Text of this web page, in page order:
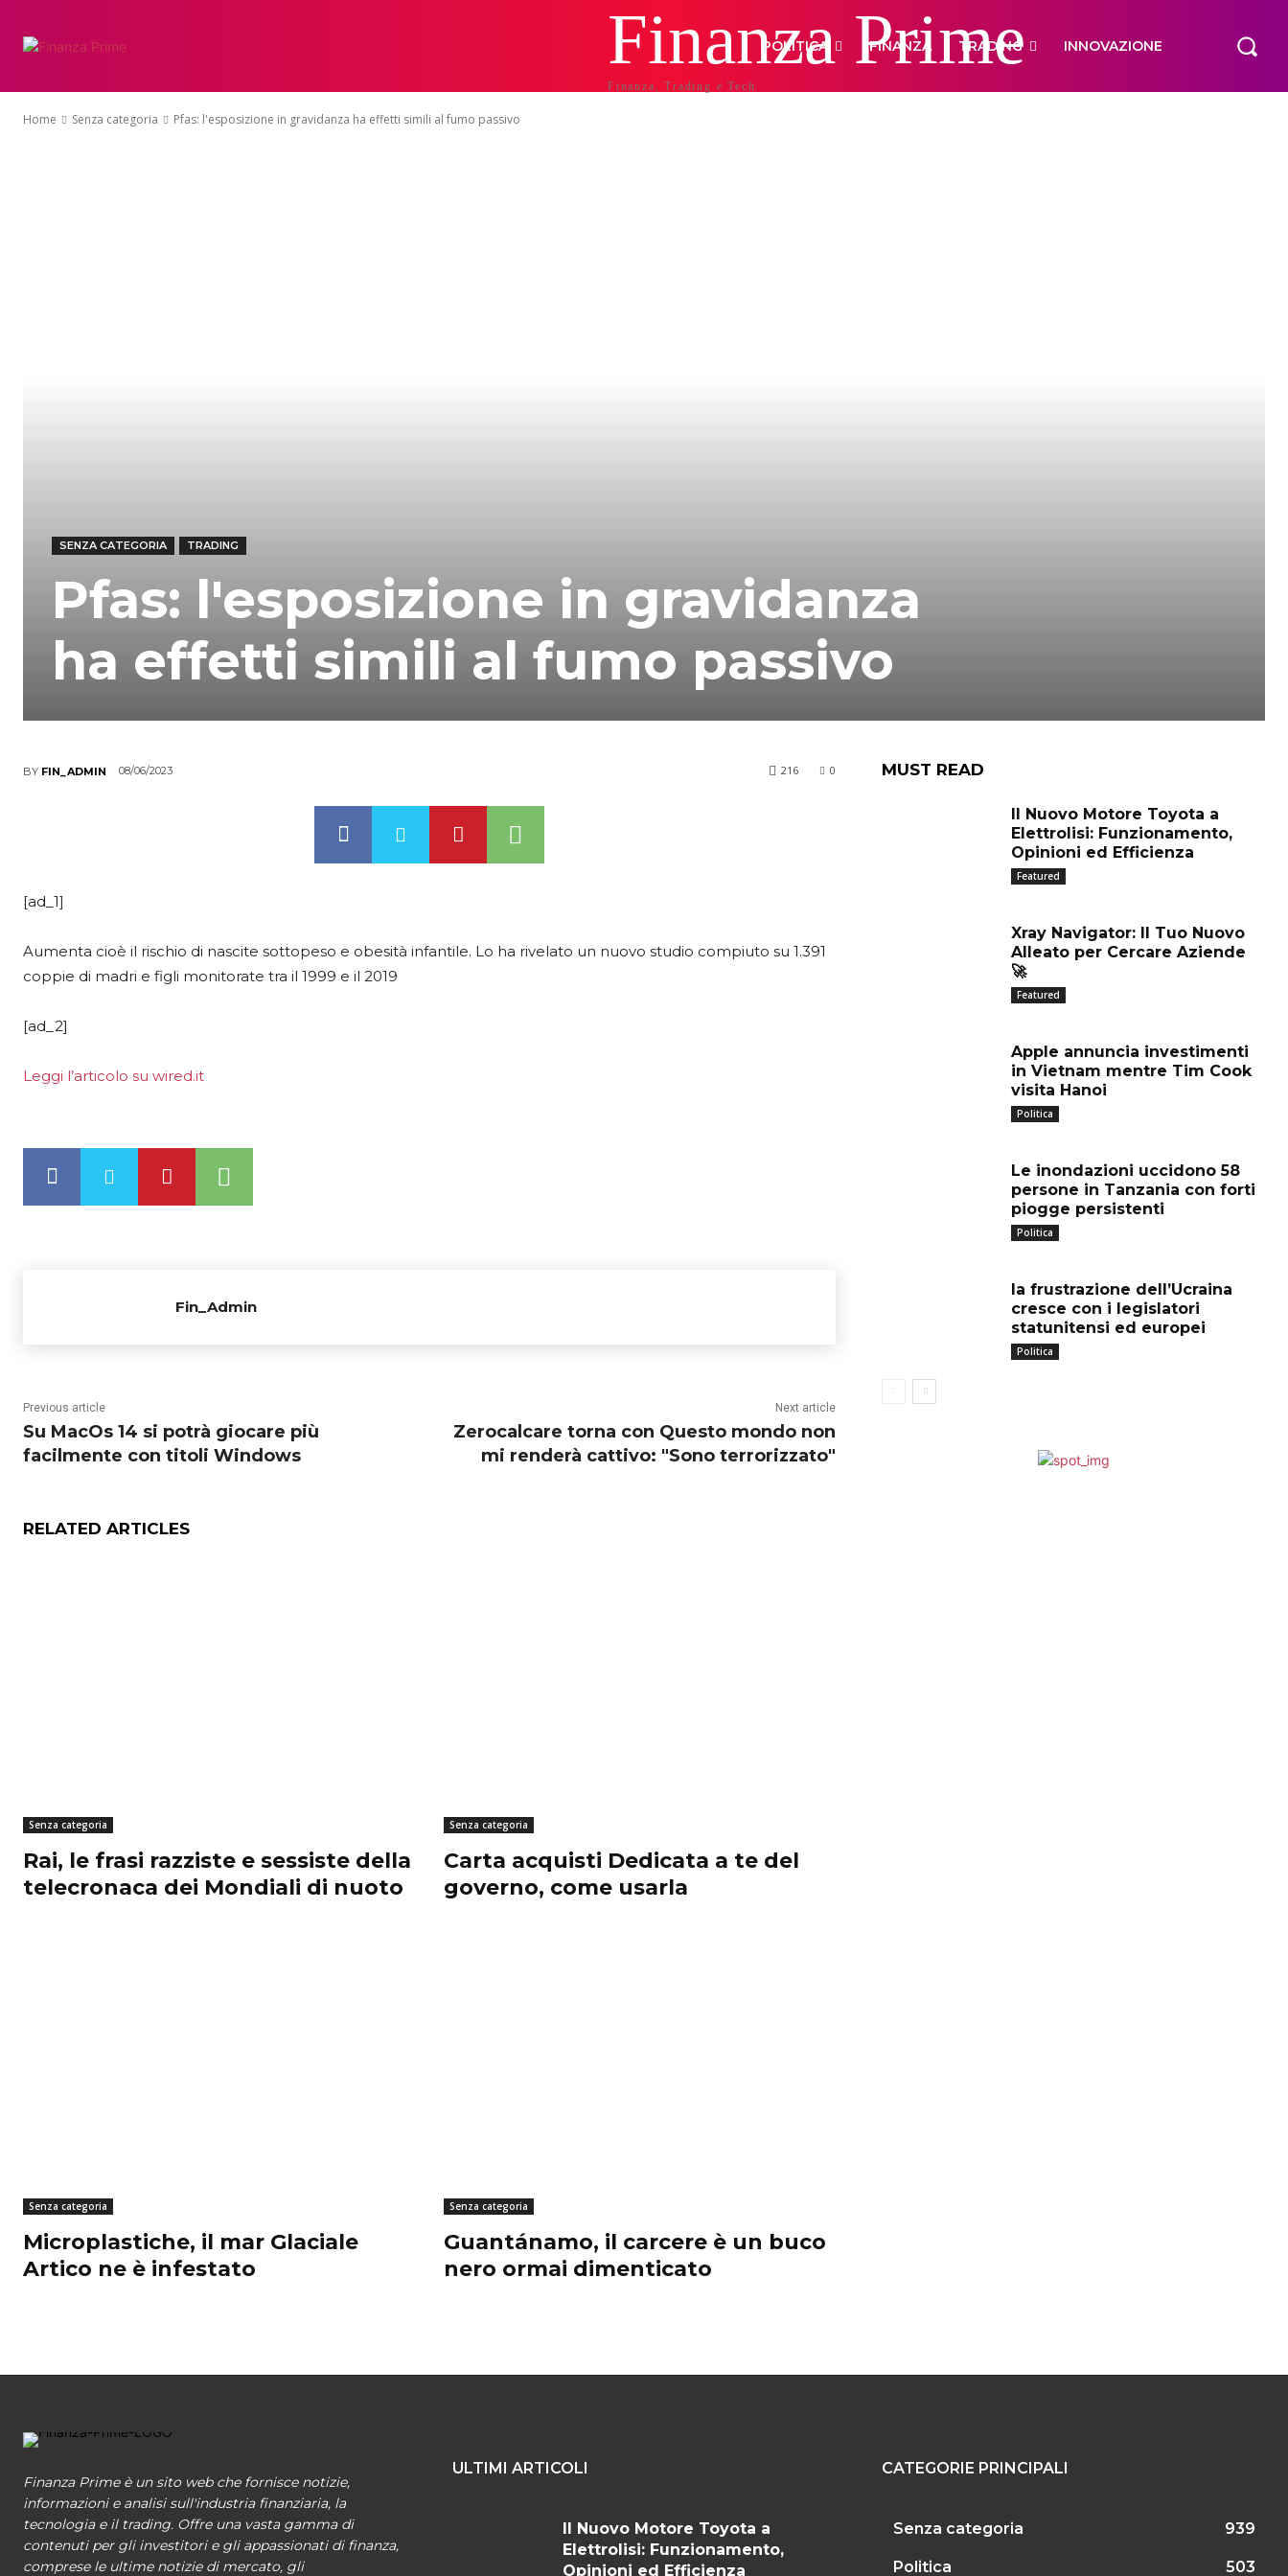
Finanza Prime
Finanza, Trading e Tech
POLITICA FINANZA TRADING INNOVAZIONE
Home Senza categoria Pfas: l'esposizione in gravidanza ha effetti simili al fumo passivo
SENZA CATEGORIA TRADING
Pfas: l'esposizione in gravidanza
ha effetti simili al fumo passivo
BY FIN_ADMIN 08/06/2023 0
216
[ad_1]
Aumenta cioè il rischio di nascite sottopeso e obesità infantile. Lo ha rivelato un nuovo studio compiuto su 1.391
coppie di madri e figli monitorate tra il 1999 e il 2019
[ad_2]
Leggi l’articolo su wired.it
Fin_Admin
Previous article
Su MacOs 14 si potrà giocare più
facilmente con titoli Windows
Next article
Zerocalcare torna con Questo mondo non
mi renderà cattivo: "Sono terrorizzato"
RELATED ARTICLES
Senza categoria
Rai, le frasi razziste e sessiste della
telecronaca dei Mondiali di nuoto
Senza categoria
Carta acquisti Dedicata a te del
governo, come usarla
Senza categoria
Microplastiche, il mar Glaciale
Artico ne è infestato
Senza categoria
Guantánamo, il carcere è un buco
nero ormai dimenticato
MUST READ
Il Nuovo Motore Toyota a
Elettrolisi: Funzionamento,
Opinioni ed Efficienza
Featured
Xray Navigator: Il Tuo Nuovo
Alleato per Cercare Aziende
🚀
Featured
Apple annuncia investimenti
in Vietnam mentre Tim Cook
visita Hanoi
Politica
Le inondazioni uccidono 58
persone in Tanzania con forti
piogge persistenti
Politica
la frustrazione dell’Ucraina
cresce con i legislatori
statunitensi ed europei
Politica
Finanza Prime è un sito web che fornisce notizie,
informazioni e analisi sull'industria finanziaria, la
tecnologia e il trading. Offre una vasta gamma di
contenuti per gli investitori e gli appassionati di finanza,
comprese le ultime notizie di mercato, gli
ULTIMI ARTICOLI
Il Nuovo Motore Toyota a
Elettrolisi: Funzionamento,
Opinioni ed Efficienza
CATEGORIE PRINCIPALI
Senza categoria 939
Politica 503